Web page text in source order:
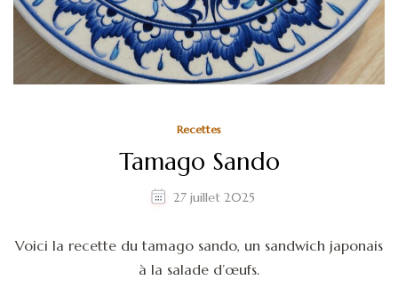
Recettes
Tamago Sando
27 juillet 2025
Voici la recette du tamago sando, un sandwich japonais
à la salade d’œufs.